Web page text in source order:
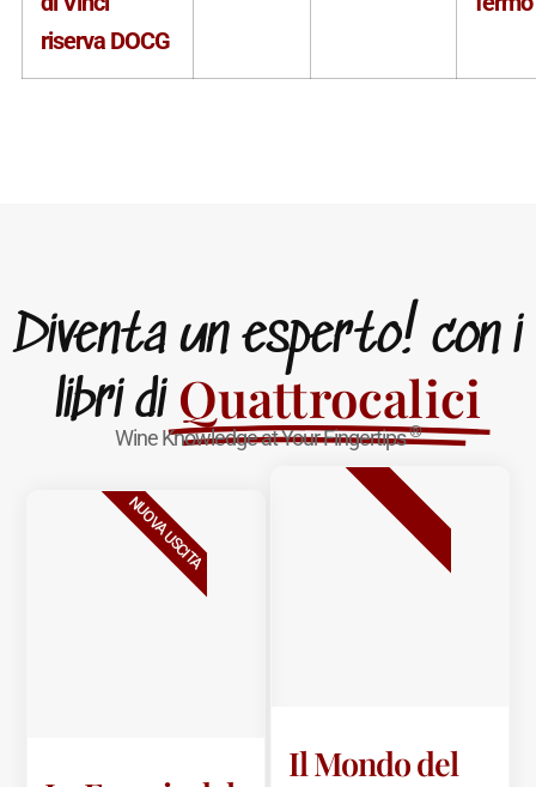
riserva DOCG
Diventa un esperto! con i
libri di Quattrocalici
Wine Knowledge at Your Fingertips®
NUOVA USCITA
Il Mondo del
BESTSELLER